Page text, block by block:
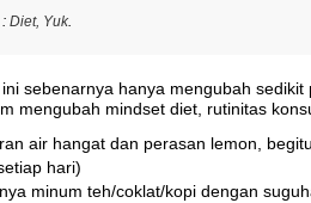
Diet, Yuk.
sebenarnya hanya mengubah
mengubah mindset diet, rutinitas
air hangat dan perasan lemon,
hari)
minum teh/coklat/kopi dengan